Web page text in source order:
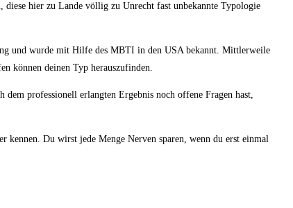
hier zu Lande völlig zu Unrecht fast unbekannte Typologie
und wurde mit Hilfe des MBTI in den USA bekannt. Mittlerweile
können deinen Typ herauszufinden.
professionell erlangten Ergebnis noch offene Fragen hast,
kennen. Du wirst jede Menge Nerven sparen, wenn du erst einmal